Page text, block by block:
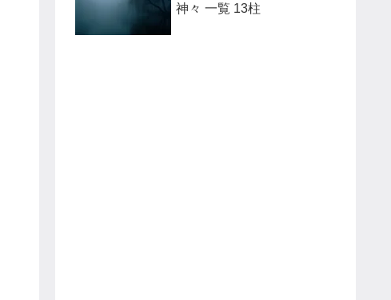
神々 一覧 13柱